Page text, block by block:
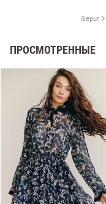
Gepur
ПРОСМОТРЕННЫЕ